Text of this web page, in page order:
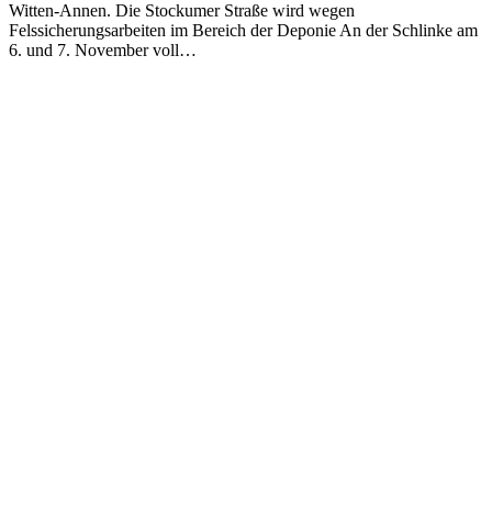
Witten-Annen. Die Stockumer Straße wird wegen
Felssicherungsarbeiten im Bereich der Deponie An der Schlinke am
6. und 7. November voll…